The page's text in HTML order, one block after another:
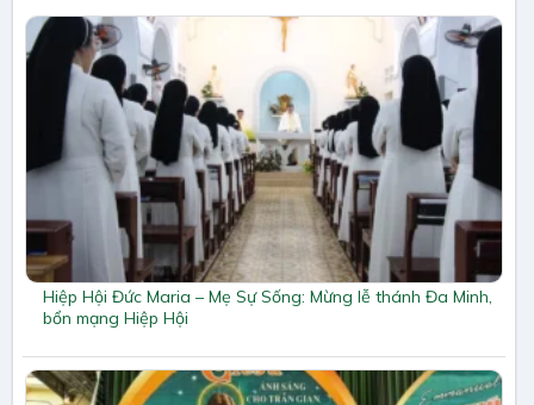
Hiệp Hội Đức Maria – Mẹ Sự Sống: Mừng lễ thánh Đa Minh,
bổn mạng Hiệp Hội